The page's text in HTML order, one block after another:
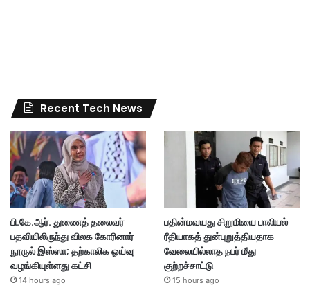
Recent Tech News
பி.கே.ஆர். துணைத் தலைவர்
பதவியிலிருந்து விலக கோரினார்
நூருல் இஸ்ஸா; தற்காலிக ஓய்வு
வழங்கியுள்ளது கட்சி
14 hours ago
பதின்மவயது சிறுமியை பாலியல்
ரீதியாகத் துன்புறுத்தியதாக
வேலையில்லாத நபர் மீது
குற்றச்சாட்டு
15 hours ago